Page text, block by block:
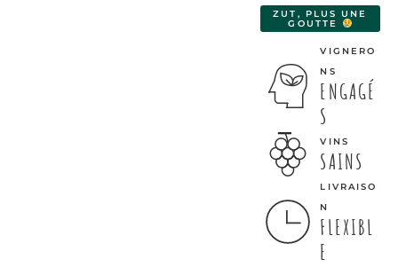
ZUT, PLUS UNE
GOUTTE
VIGNERO
NS
ENGAGÉ
S
VINS
SAINS
LIVRAISO
N
FLEXIBL
E